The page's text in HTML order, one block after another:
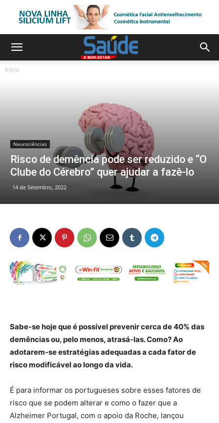
Início
Neurociências
Risco de demência pode ser reduzido e “O
Clube do Cérebro” quer ajudar a fazê-lo
14 de Setembro, 2022
Sabe-se hoje que é possível prevenir cerca de 40% das
demências ou, pelo menos, atrasá-las. Como? Ao
adotarem-se estratégias adequadas a cada fator de
risco modificável ao longo da vida.
É para informar os portugueses sobre esses fatores de
risco que se podem alterar e como o fazer que a
Alzheimer Portugal, com o apoio da Roche, lançou